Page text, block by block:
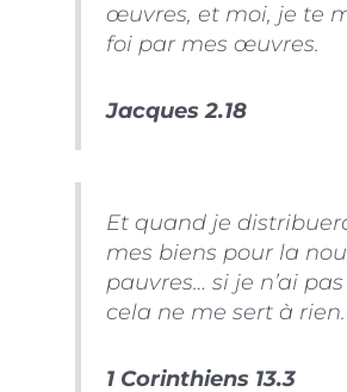
œuvres, et moi, je te
foi par mes œuvres.
Jacques 2.18
Et quand je
mes biens pour la
pauvres… si je n’ai pas
cela ne me sert à rien.
1 Corinthiens 13.3